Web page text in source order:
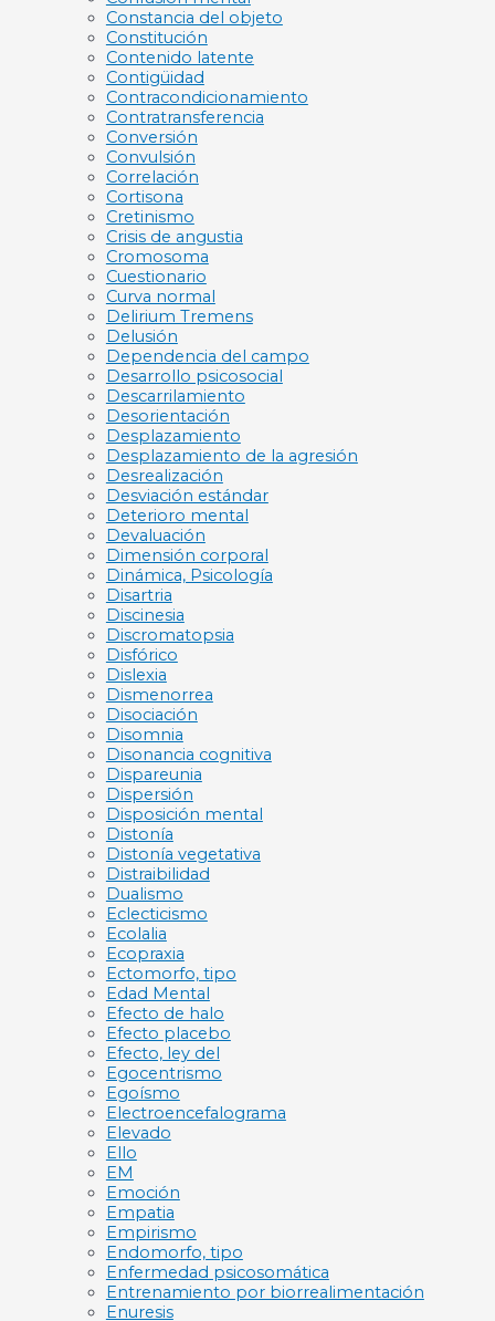
Constancia del objeto
Constitución
Contenido latente
Contigüidad
Contracondicionamiento
Contratransferencia
Conversión
Convulsión
Correlación
Cortisona
Cretinismo
Crisis de angustia
Cromosoma
Cuestionario
Curva normal
Delirium Tremens
Delusión
Dependencia del campo
Desarrollo psicosocial
Descarrilamiento
Desorientación
Desplazamiento
Desplazamiento de la agresión
Desrealización
Desviación estándar
Deterioro mental
Devaluación
Dimensión corporal
Dinámica, Psicología
Disartria
Discinesia
Discromatopsia
Disfórico
Dislexia
Dismenorrea
Disociación
Disomnia
Disonancia cognitiva
Dispareunia
Dispersión
Disposición mental
Distonía
Distonía vegetativa
Distraibilidad
Dualismo
Eclecticismo
Ecolalia
Ecopraxia
Ectomorfo, tipo
Edad Mental
Efecto de halo
Efecto placebo
Efecto, ley del
Egocentrismo
Egoísmo
Electroencefalograma
Elevado
Ello
EM
Emoción
Empatia
Empirismo
Endomorfo, tipo
Enfermedad psicosomática
Entrenamiento por biorrealimentación
Enuresis